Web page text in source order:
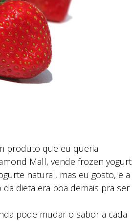
produto que eu queria
Mall, vende frozen yogurt
natural, mas eu gosto, e a
dieta era boa demais pra ser
pode mudar o sabor a cada